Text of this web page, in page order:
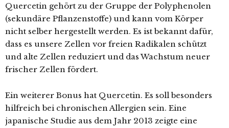
Quercetin gehört zu der Gruppe der Polyphenolen
(sekundäre Pflanzenstoffe) und kann vom Körper
nicht selber hergestellt werden. Es ist bekannt dafür,
dass es unsere Zellen vor freien Radikalen schützt
und alte Zellen reduziert und das Wachstum neuer
frischer Zellen fördert.
Ein weiterer Bonus hat Quercetin. Es soll besonders
hilfreich bei chronischen Allergien sein. Eine
japanische Studie aus dem Jahr 2013 zeigte eine